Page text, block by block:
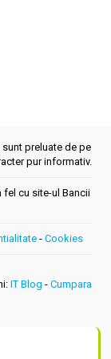
preluate de pe
pur informativ.
fel cu site-ul Bancii
- Cookies
IT Blog - Cumpara